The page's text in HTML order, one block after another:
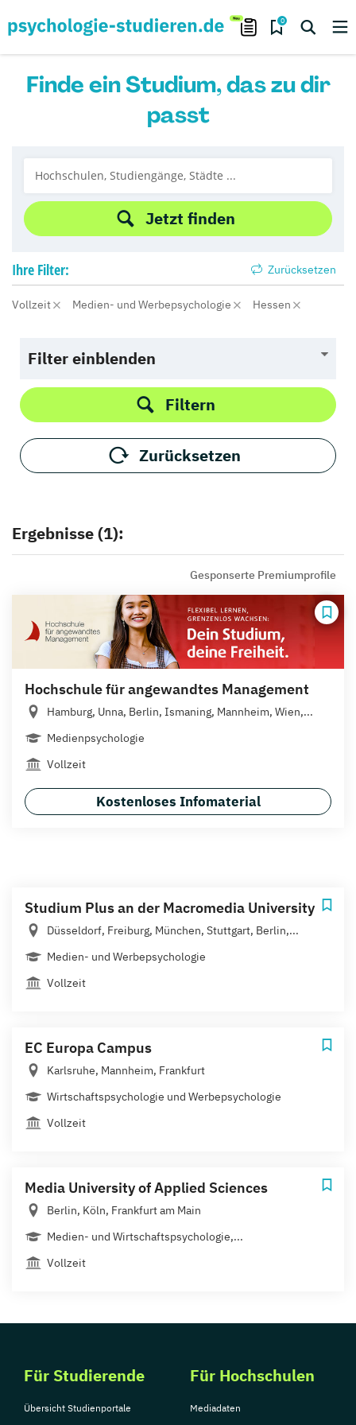
0
Finde ein Studium, das zu dir
passt
Jetzt finden
Ihre Filter: Zurücksetzen
Vollzeit Medien- und Werbepsychologie Hessen
Filter einblenden
Filtern
Zurücksetzen
Ergebnisse (1):
Gesponserte Premiumprofile
Hochschule für angewandtes Management
Hamburg, Unna, Berlin, Ismaning, Mannheim, Wien,...
Medienpsychologie
Vollzeit
Kostenloses Infomaterial
Studium Plus an der Macromedia University
Düsseldorf, Freiburg, München, Stuttgart, Berlin,...
Medien- und Werbepsychologie
Vollzeit
EC Europa Campus
Karlsruhe, Mannheim, Frankfurt
Wirtschaftspsychologie und Werbepsychologie
Vollzeit
Media University of Applied Sciences
Berlin, Köln, Frankfurt am Main
Medien- und Wirtschaftspsychologie,...
Vollzeit
Für Studierende
Übersicht Studienportale
Für Hochschulen
Mediadaten